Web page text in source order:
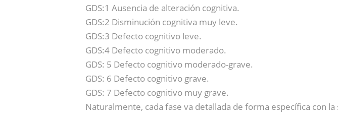
GDS:1 Ausencia de alteración cognitiva.
GDS:2 Disminución cognitiva muy leve.
GDS:3 Defecto cognitivo leve.
GDS:4 Defecto cognitivo moderado.
GDS: 5 Defecto cognitivo moderado-grave.
GDS: 6 Defecto cognitivo grave.
GDS: 7 Defecto cognitivo muy grave.
Naturalmente, cada fase va detallada de forma específica con